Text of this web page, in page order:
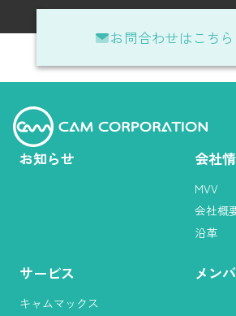
お問合わせはこちら
お知らせ 会社
MVV
会社概
沿革
サービス
キャムマックス
メン